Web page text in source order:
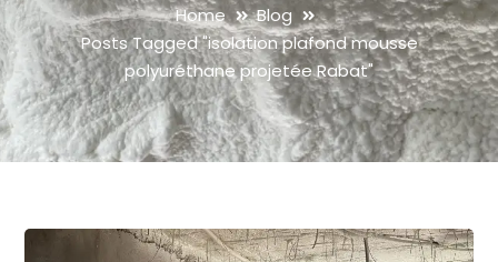
Home
Blog
Posts Tagged "isolation plafond mousse
polyuréthane projetée Rabat"